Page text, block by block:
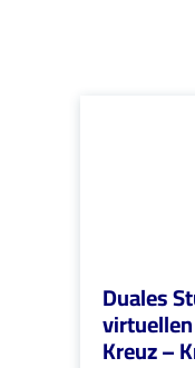
Duales
Kreuz –